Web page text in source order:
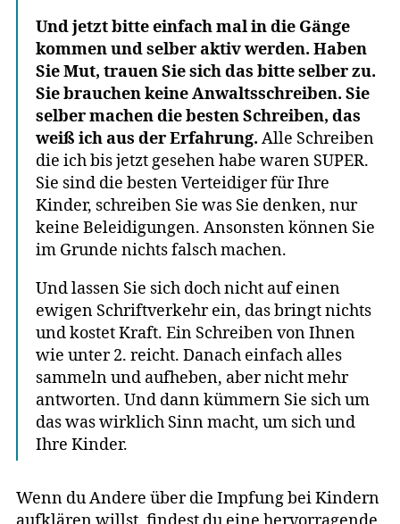
Und jetzt bitte einfach mal in die Gänge
kommen und selber aktiv werden. Haben
Sie Mut, trauen Sie sich das bitte selber zu.
Sie brauchen keine Anwaltsschreiben. Sie
selber machen die besten Schreiben, das
weiß ich aus der Erfahrung. Alle Schreiben
die ich bis jetzt gesehen habe waren SUPER.
Sie sind die besten Verteidiger für Ihre
Kinder, schreiben Sie was Sie denken, nur
keine Beleidigungen. Ansonsten können Sie
im Grunde nichts falsch machen.
Und lassen Sie sich doch nicht auf einen
ewigen Schriftverkehr ein, das bringt nichts
und kostet Kraft. Ein Schreiben von Ihnen
wie unter 2. reicht. Danach einfach alles
sammeln und aufheben, aber nicht mehr
antworten. Und dann kümmern Sie sich um
das was wirklich Sinn macht, um sich und
Ihre Kinder.
Wenn du Andere über die Impfung bei Kindern